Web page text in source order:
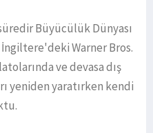
Büyücülük Dünyası
Warner Bros.
ve devasa dış
yeniden yaratırken kendi